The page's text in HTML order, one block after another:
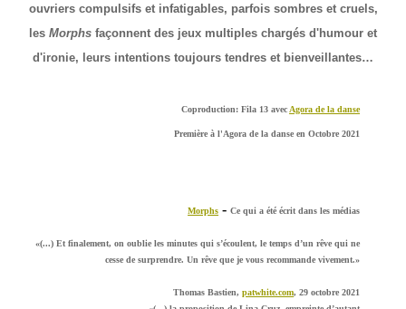
ouvriers compulsifs et infatigables, parfois sombres et cruels,
les Morphs façonnent des jeux multiples chargés d'humour et
d'ironie, leurs intentions toujours tendres et bienveillantes…
Coproduction: Fila 13 avec Agora de la danse
Première à l'Agora de la danse en Octobre 2021
Morphs -Ce qui a été écrit dans les médias
«(...) Et finalement, on oublie les minutes qui s’écoulent, le temps d’un rêve qui ne
cesse de surprendre. Un rêve que je vous recommande vivement.»
Thomas Bastien,patwhite.com, 29 octobre 2021